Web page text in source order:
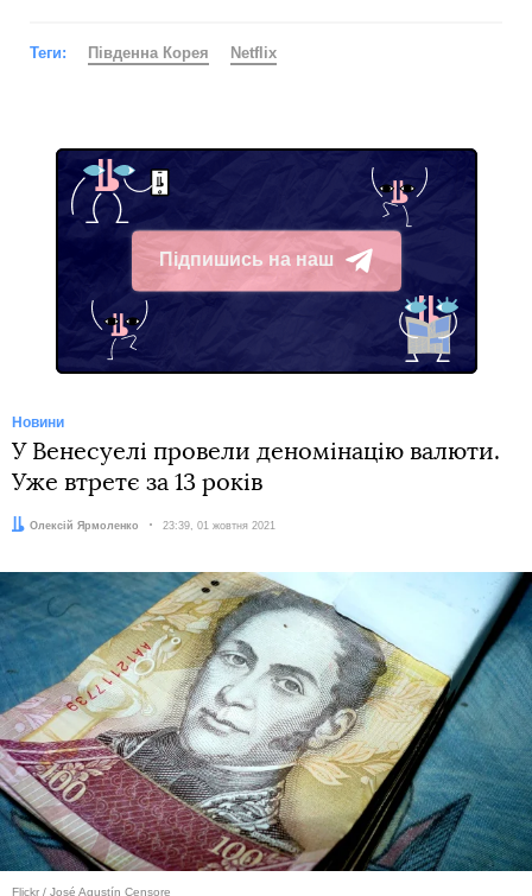
Теги: Південна Корея Netflix
Підпишись на наш
Telegram
Новини
У Венесуелі провели деномінацію валюти.
Уже втретє за 13 років
Автор:
Олексій Ярмоленко Дата:
23:39, 01 жовтня 2021
Flickr / José Agustín Censore